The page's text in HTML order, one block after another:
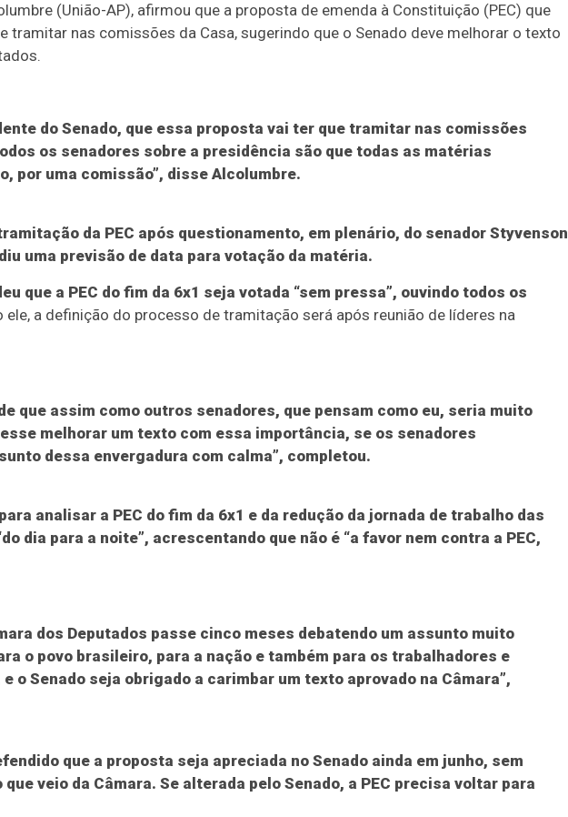
(União-AP), afirmou que a proposta de emenda à Constituição (PEC) que
tramitar nas comissões da Casa, sugerindo que o Senado deve melhorar o texto
do Senado, que essa proposta vai ter que tramitar nas comissões
os senadores sobre a presidência são que todas as matérias
por uma comissão”, disse Alcolumbre.
da PEC após questionamento, em plenário, do senador Styvenson
uma previsão de data para votação da matéria.
que a PEC do fim da 6x1 seja votada “sem pressa”, ouvindo todos os
ele, a definição do processo de tramitação será após reunião de líderes na
que assim como outros senadores, que pensam como eu, seria muito
melhorar um texto com essa importância, se os senadores
dessa envergadura com calma”, completou.
analisar a PEC do fim da 6x1 e da redução da jornada de trabalho das
dia para a noite”, acrescentando que não é “a favor nem contra a PEC,
dos Deputados passe cinco meses debatendo um assunto muito
o povo brasileiro, para a nação e também para os trabalhadores e
o Senado seja obrigado a carimbar um texto aprovado na Câmara”,
que a proposta seja apreciada no Senado ainda em junho, sem
veio da Câmara. Se alterada pelo Senado, a PEC precisa voltar para